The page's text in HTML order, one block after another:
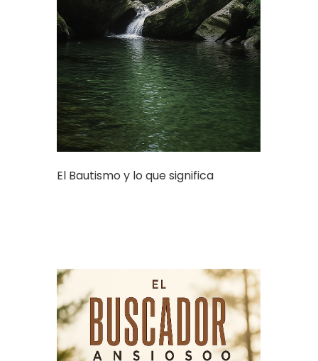
El Bautismo y lo que significa